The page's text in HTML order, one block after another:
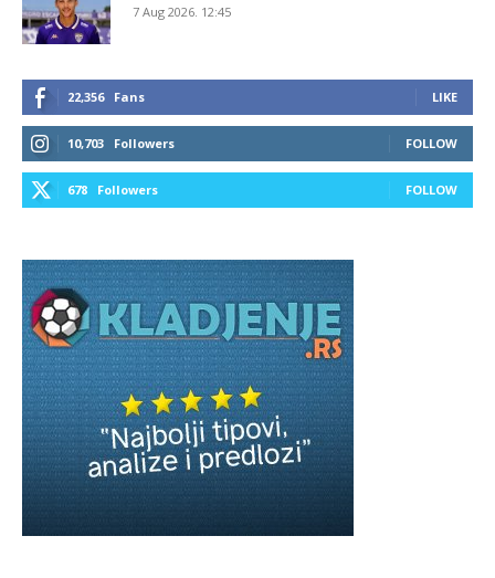
7 Aug 2026. 12:45
22,356 Fans LIKE
10,703 Followers FOLLOW
678 Followers FOLLOW